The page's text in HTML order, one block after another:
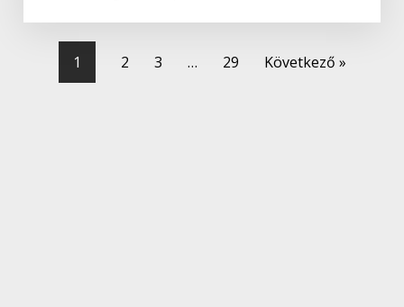
1 2 3 … 29 Következő »